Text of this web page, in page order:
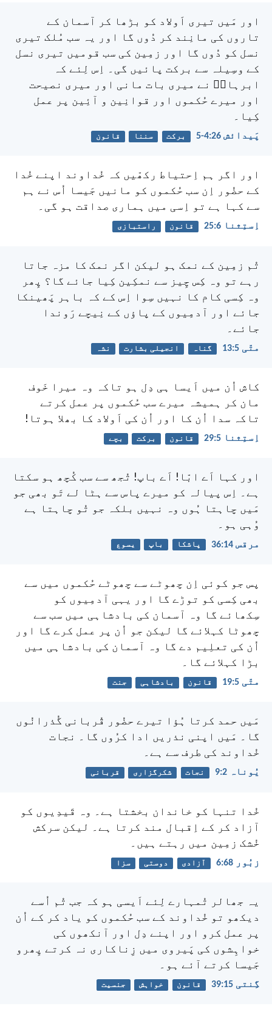
اور مَیں تیری اَولاد کو بڑھا کر آسمان کے
تاروں کی مانِند کر دُوں گا اور یہ سب مُلک تیری
نسل کو دُوں گا اور زمِین کی سب قومیں تیری نسل
کے وسِیلہ سے برکت پائیں گی۔ اِس لِئے کہ
ابرہامؔ نے میری بات مانی اور میری نصیحت
اور میرے حُکموں اور قوانِین و آئِین پر عمل
کِیا۔
پَیدائش 26:‏4-‏5 برکت سننا قانون
اور اگر ہم اِحتیاط رکھّیں کہ خُداوند اپنے خُدا
کے حضُور اِن سب حُکموں کو مانیں جَیسا اُس نے ہم
سے کہا ہے تو اِسی میں ہماری صداقت ہو گی۔
اِستِثنا 6:‏25 قانون راستبازی
تُم زمِین کے نمک ہو لیکن اگر نمک کا مزہ جاتا
رہے تو وہ کِس چِیز سے نمکِین کِیا جائے گا؟ پِھر
وہ کِسی کام کا نہیں سِوا اِس کے کہ باہر پَھینکا
جائے اور آدمِیوں کے پاؤں کے نِیچے رَوندا
جائے۔
متّی 5:‏13 گناہ انجیلی بشارت نشہ
کاش اُن میں اَیسا ہی دِل ہو تاکہ وہ میرا خَوف
مان کر ہمیشہ میرے سب حُکموں پر عمل کرتے
تاکہ سدا اُن کا اور اُن کی اَولاد کا بھلا ہوتا!
اِستِثنا 5:‏29 قانون برکت بچے
اور کہا اَے ابّا! اَے باپ! تُجھ سے سب کُچھ ہو سکتا
ہے۔ اِس پیالہ کو میرے پاس سے ہٹا لے تَو بھی جو
مَیں چاہتا ہُوں وہ نہیں بلکہ جو تُو چاہتا ہے
وُہی ہو۔
مرقس 14:‏36 پاشکا باپ یسوع
پس جو کوئی اِن چھوٹے سے چھوٹے حُکموں میں سے
بھی کِسی کو توڑے گا اور یہی آدمِیوں کو
سِکھائے گا وہ آسمان کی بادشاہی میں سب سے
چھوٹا کہلائے گا لیکن جو اُن پر عمل کرے گا اور
اُن کی تعلِیم دے گا وہ آسمان کی بادشاہی میں
بڑا کہلائے گا۔
متّی 5:‏19 قانون بادشاہی جنت
مَیں حمد کرتا ہُؤا
تیرے حضُور قُربانی گُذرانُوں
گا۔ مَیں اپنی نذریں ادا کرُوں گا۔ نجات
خُداوند کی طرف سے ہے۔
یُوناہ 2:‏9 نجات شکرگزاری قربانی
خُدا تنہا کو خاندان بخشتا ہے۔ وہ قَیدِیوں کو
آزاد کر کے اِقبال مند کرتا ہے۔ لیکن سرکش
خُشک زمِین میں رہتے ہیں۔
زبُور 68:‏6 آزادی دوستی سزا
یہ جھالر تُمہارے لِئے اَیسی ہو کہ جب تُم اُسے
دیکھو تو خُداوند کے سب حُکموں کو یاد کر کے اُن
پر عمل کرو اور اپنے دِل اور آنکھوں کی
خواہِشوں کی پَیروی میں زِناکاری نہ کرتے پِھرو
جَیسا کرتے آئے ہو۔
گِنتی 15:‏39 قانون خواہش جنسیت